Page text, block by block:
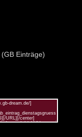
(GB Einträge)